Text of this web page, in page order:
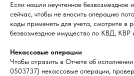
Если нашли неучтенное безвозмездное
сейчас, чтобы не вносить операцию
коды применять для учета, смотрите в
безвозмездное имущество по КВД,
Некассовые операции
Чтобы отразить в Отчете об
0503737) некассовые операции,